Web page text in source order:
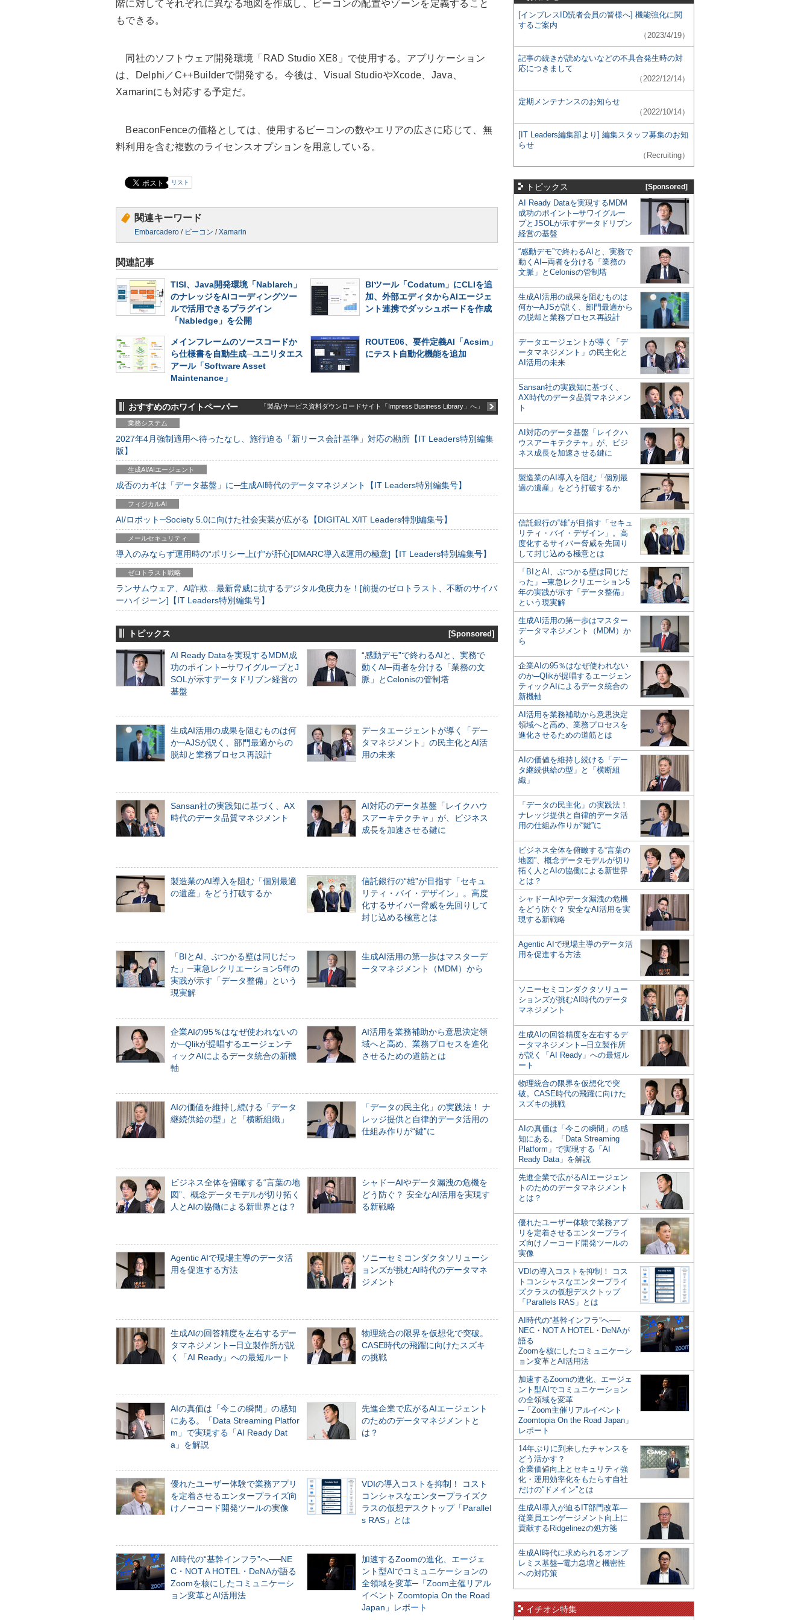
階に対してそれぞれに異なる地図を作成し、ビーコンの配置やゾーンを定義すること
もできる。
同社のソフトウェア開発環境「RAD Studio XE8」で使用する。アプリケーション
は、Delphi／C++Builderで開発する。今後は、Visual StudioやXcode、Java、
Xamarinにも対応する予定だ。
BeaconFenceの価格としては、使用するビーコンの数やエリアの広さに応じて、無
料利用を含む複数のライセンスオプションを用意している。
リスト
関連キーワード
Embarcadero / ビーコン /Xamarin
関連記事
TISI、Java開発環境「Nablarch」
のナレッジをAIコーディングツー
ルで活用できるプラグイン
「Nabledge」を公開
BIツール「Codatum」にCLIを追
加、外部エディタからAIエージェ
ント連携でダッシュボードを作成
メインフレームのソースコードか
ら仕様書を自動生成─ユニリタエス
アール「Software Asset
Maintenance」
ROUTE06、要件定義AI「Acsim」
にテスト自動化機能を追加
おすすめのホワイトペーパー 「製品/サービス資料ダウンロードサイト「Impress Business Library」へ」
業務システム
2027年4月強制適用へ待ったなし、施行迫る「新リース会計基準」対応の勘所【IT Leaders特別編集
版】
生成AI/AIエージェント
成否のカギは「データ基盤」に─生成AI時代のデータマネジメント【IT Leaders特別編集号】
フィジカルAI
AI/ロボット─Society 5.0に向けた社会実装が広がる【DIGITAL X/IT Leaders特別編集号】
メールセキュリティ
導入のみならず運用時の“ポリシー上げ”が肝心[DMARC導入&運用の極意]【IT Leaders特別編集号】
ゼロトラスト戦略
ランサムウェア、AI詐欺…最新脅威に抗するデジタル免疫力を！[前提のゼロトラスト、不断のサイバ
ーハイジーン]【IT Leaders特別編集号】
トピックス [Sponsored]
AI Ready Dataを実現するMDM成
功のポイント─サワイグループとJ
SOLが示すデータドリブン経営の
基盤
“感動デモ”で終わるAIと、実務で
動くAI─両者を分ける「業務の文
脈」とCelonisの管制塔
生成AI活用の成果を阻むものは何
か─AJSが説く、部門最適からの
脱却と業務プロセス再設計
データエージェントが導く「デー
タマネジメント」の民主化とAI活
用の未来
Sansan社の実践知に基づく、AX
時代のデータ品質マネジメント
AI対応のデータ基盤「レイクハウ
スアーキテクチャ」が、ビジネス
成長を加速させる鍵に
製造業のAI導入を阻む「個別最適
の遺産」をどう打破するか
信託銀行の“雄”が目指す「セキュ
リティ・バイ・デザイン」。高度
化するサイバー脅威を先回りして
封じ込める極意とは
「BIとAI、ぶつかる壁は同じだっ
た」─東急レクリエーション5年の
実践が示す「データ整備」という
現実解
生成AI活用の第一歩はマスターデ
ータマネジメント（MDM）から
企業AIの95％はなぜ使われないの
か─Qlikが提唱するエージェンテ
ィックAIによるデータ統合の新機
軸
AI活用を業務補助から意思決定領
域へと高め、業務プロセスを進化
させるための道筋とは
AIの価値を維持し続ける「データ
継続供給の型」と「横断組織」
「データの民主化」の実践法！ ナ
レッジ提供と自律的データ活用の
仕組み作りが“鍵”に
ビジネス全体を俯瞰する“言葉の地
図”、概念データモデルが切り拓く
人とAIの協働による新世界とは？
シャドーAIやデータ漏洩の危機を
どう防ぐ？ 安全なAI活用を実現す
る新戦略
Agentic AIで現場主導のデータ活
用を促進する方法
ソニーセミコンダクタソリューシ
ョンズが挑むAI時代のデータマネ
ジメント
生成AIの回答精度を左右するデー
タマネジメント─日立製作所が説
く「AI Ready」への最短ルート
物理統合の限界を仮想化で突破。
CASE時代の飛躍に向けたスズキ
の挑戦
AIの真価は「今この瞬間」の感知
にある。「Data Streaming Platfor
m」で実現する「AI Ready Dat
a」を解説
先進企業で広がるAIエージェント
のためのデータマネジメントと
は？
優れたユーザー体験で業務アプリ
を定着させるエンタープライズ向
けノーコード開発ツールの実像
VDIの導入コストを抑制！ コスト
コンシャスなエンタープライズク
ラスの仮想デスクトップ「Parallel
s RAS」とは
AI時代の“基幹インフラ”へ──NE
C・NOT A HOTEL・DeNAが語る
Zoomを核にしたコミュニケーシ
ョン変革とAI活用法
加速するZoomの進化、エージェ
ント型AIでコミュニケーションの
全領域を変革─「Zoom主催リアル
イベント Zoomtopia On the Road
Japan」レポート
[インプレスID読者会員の皆様へ] 機能強化に関
するご案内
（2023/4/19）
記事の続きが読めないなどの不具合発生時の対
応につきまして
（2022/12/14）
定期メンテナンスのお知らせ
（2022/10/14）
[IT Leaders編集部より] 編集スタッフ募集のお知
らせ
（Recruiting）
トピックス [Sponsored]
AI Ready Dataを実現するMDM
成功のポイント─サワイグルー
プとJSOLが示すデータドリブン
経営の基盤
“感動デモ”で終わるAIと、実務で
動くAI─両者を分ける「業務の
文脈」とCelonisの管制塔
生成AI活用の成果を阻むものは
何か─AJSが説く、部門最適から
の脱却と業務プロセス再設計
データエージェントが導く「デ
ータマネジメント」の民主化と
AI活用の未来
Sansan社の実践知に基づく、
AX時代のデータ品質マネジメン
ト
AI対応のデータ基盤「レイクハ
ウスアーキテクチャ」が、ビジ
ネス成長を加速させる鍵に
製造業のAI導入を阻む「個別最
適の遺産」をどう打破するか
信託銀行の“雄”が目指す「セキュ
リティ・バイ・デザイン」。高
度化するサイバー脅威を先回り
して封じ込める極意とは
「BIとAI、ぶつかる壁は同じだ
った」─東急レクリエーション5
年の実践が示す「データ整備」
という現実解
生成AI活用の第一歩はマスター
データマネジメント（MDM）か
ら
企業AIの95％はなぜ使われない
のか─Qlikが提唱するエージェン
ティックAIによるデータ統合の
新機軸
AI活用を業務補助から意思決定
領域へと高め、業務プロセスを
進化させるための道筋とは
AIの価値を維持し続ける「デー
タ継続供給の型」と「横断組
織」
「データの民主化」の実践法！
ナレッジ提供と自律的データ活
用の仕組み作りが“鍵”に
ビジネス全体を俯瞰する“言葉の
地図”、概念データモデルが切り
拓く人とAIの協働による新世界
とは？
シャドーAIやデータ漏洩の危機
をどう防ぐ？ 安全なAI活用を実
現する新戦略
Agentic AIで現場主導のデータ活
用を促進する方法
ソニーセミコンダクタソリュー
ションズが挑むAI時代のデータ
マネジメント
生成AIの回答精度を左右するデ
ータマネジメント─日立製作所
が説く「AI Ready」への最短ル
ート
物理統合の限界を仮想化で突
破。CASE時代の飛躍に向けた
スズキの挑戦
AIの真価は「今この瞬間」の感
知にある。「Data Streaming
Platform」で実現する「AI
Ready Data」を解説
先進企業で広がるAIエージェン
トのためのデータマネジメント
とは？
優れたユーザー体験で業務アプ
リを定着させるエンタープライ
ズ向けノーコード開発ツールの
実像
VDIの導入コストを抑制！ コス
トコンシャスなエンタープライ
ズクラスの仮想デスクトップ
「Parallels RAS」とは
AI時代の“基幹インフラ”へ──
NEC・NOT A HOTEL・DeNAが
語る
Zoomを核にしたコミュニケーシ
ョン変革とAI活用法
加速するZoomの進化、エージェ
ント型AIでコミュニケーション
の全領域を変革
─「Zoom主催リアルイベント
Zoomtopia On the Road Japan」
レポート
14年ぶりに到来したチャンスを
どう活かす？
企業価値向上とセキュリティ強
化・運用効率化をもたらす自社
だけの“ドメイン”とは
生成AI導入が迫るIT部門改革―
従業員エンゲージメント向上に
貢献するRidgelinezの処方箋
生成AI時代に求められるオンプ
レミス基盤─電力急増と機密性
への対応策
イチオシ特集